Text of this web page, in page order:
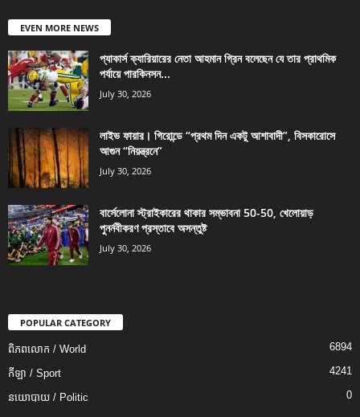
EVEN MORE NEWS
প্যাকার্স ক্যারিয়ারের নেতা আহমান গ্রিন বলেছেন যে তার প্রাথমিক
পর্যায়ে পারকিনসন...
July 30, 2026
লাইভ ফায়ার। গিরোন্ডে “প্রথম দিন একটু আশাবাদী”, বিসকারোসে
আগুন “নিয়ন্ত্রনে”
July 30, 2026
বার্সেলোনা স্ট্রাইকারের থাকার সম্ভাবনা 50-50, খেলোয়াড়
পুনর্নবীকরণ প্রস্তাবে অসন্তুষ্ট
July 30, 2026
POPULAR CATEGORY
ពិភពលោក / World 6894
កីឡា / Sport 4241
នយោបាយ / Politic 0